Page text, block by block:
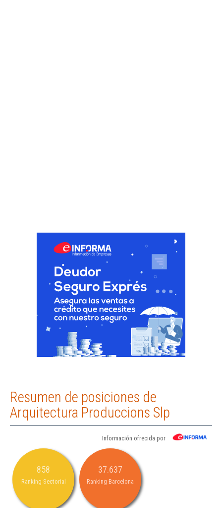
Resumen de posiciones de
Arquitectura Produccions Slp
Información ofrecida por
858
Ranking Sectorial
37.637
Ranking Barcelona